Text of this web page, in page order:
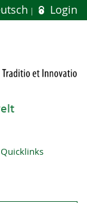
Login
Quicklinks